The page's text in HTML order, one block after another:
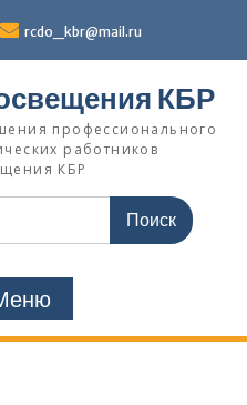
rcdo_kbr@mail.ru
КБР
профессионального
работников
КБР